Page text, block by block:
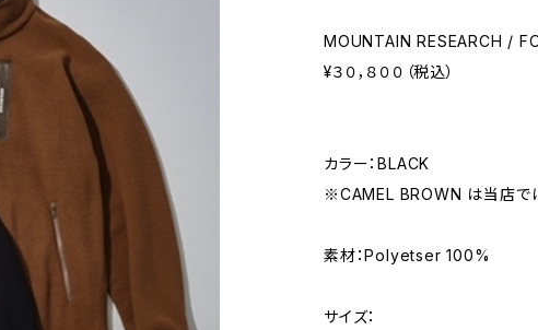
MOUNTAIN RESEARCH /
¥３０，８００（税込）
カラー：BLACK
※CAMEL BROWN は当店で
素材：Polyetser 100%
サイズ：